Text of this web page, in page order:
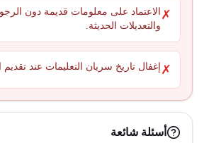
✗ الاعتماد على معلومات قديمة دون
والتعديلات الحديثة.
✗ إغفال تاريخ سريان التعليمات عند
أسئلة شائعة